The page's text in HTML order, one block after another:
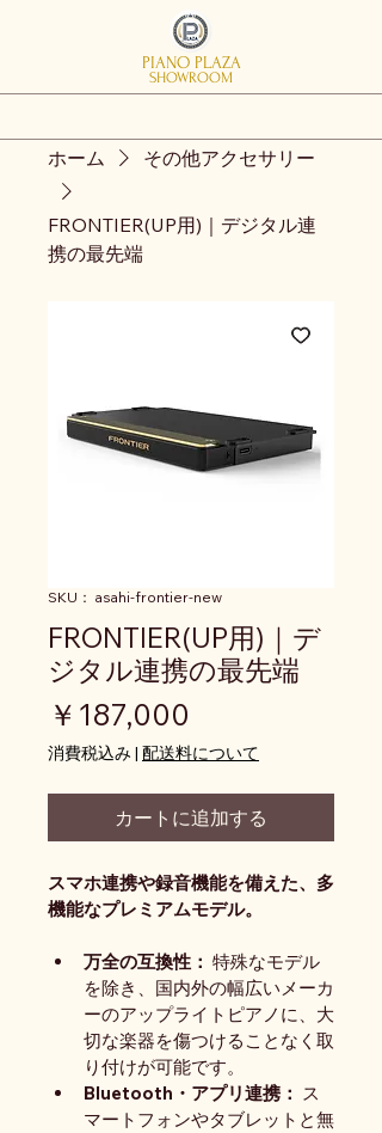
SHOWROOM
PIANO PLAZA
ホーム その他アクセサリー
FRONTIER(UP用)｜デジタル連
携の最先端
SKU： asahi-frontier-new
FRONTIER(UP用)｜デ
ジタル連携の最先端
￥187,000
消費税込み| 配送料について
カートに追加する
スマホ連携や録音機能を備えた、多
機能なプレミアムモデル。
万全の互換性： 特殊なモデル
を除き、国内外の幅広いメーカ
ーのアップライトピアノに、大
切な楽器を傷つけることなく取
り付けが可能です。
Bluetooth・アプリ連携： ス
マートフォンやタブレットと無